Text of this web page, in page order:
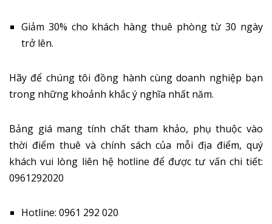
Giảm 30% cho khách hàng thuê phòng từ 30 ngày
trở lên.
Hãy để chúng tôi đồng hành cùng doanh nghiệp bạn
trong những khoảnh khắc ý nghĩa nhất năm.
Bảng giá mang tính chất tham khảo, phụ thuộc vào
thời điểm thuê và chính sách của mỗi địa điểm, quý
khách vui lòng liên hệ hotline để được tư vấn chi tiết:
0961292020
Hotline: 0961 292 020